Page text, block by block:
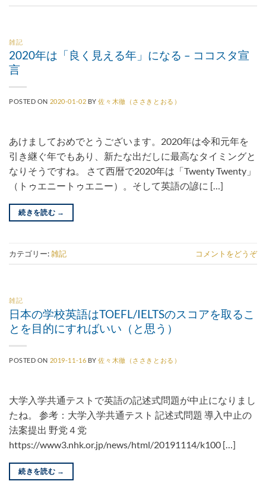
雑記
2020年は「良く見える年」になる – ココスタ宣
言
POSTED ON 2020-01-02 BY佐々木徹（ささきとおる）
あけましておめでとうございます。2020年は令和元年を
引き継ぐ年でもあり、新たな出だしに最高なタイミングと
なりそうですね。 さて西暦で2020年は「Twenty Twenty」
（トゥエニートゥエニー）。そして英語の諺に […]
続きを読む →
カテゴリー:雑記 コメントをどうぞ
雑記
日本の学校英語はTOEFL/IELTSのスコアを取るこ
とを目的にすればいい（と思う）
POSTED ON 2019-11-16 BY佐々木徹（ささきとおる）
大学入学共通テストで英語の記述式問題が中止になりまし
たね。 参考：大学入学共通テスト 記述式問題 導入中止の
法案提出 野党４党
https://www3.nhk.or.jp/news/html/20191114/k100 […]
続きを読む →